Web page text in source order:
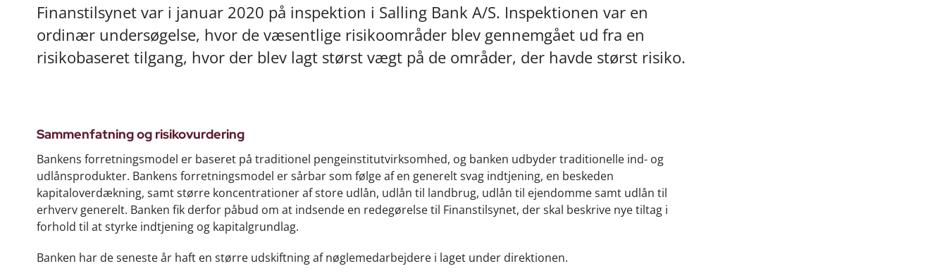
Finanstilsynet var i januar 2020 på inspektion i Salling Bank A/S. Inspektionen var en
ordinær undersøgelse, hvor de væsentlige risikoområder blev gennemgået ud fra en
risikobaseret tilgang, hvor der blev lagt størst vægt på de områder, der havde størst risiko.
Sammenfatning og risikovurdering
Bankens forretningsmodel er baseret på traditionel pengeinstitutvirksomhed, og banken udbyder traditionelle ind- og
udlånsprodukter. Bankens forretningsmodel er sårbar som følge af en generelt svag indtjening, en beskeden
kapitaloverdækning, samt større koncentrationer af store udlån, udlån til landbrug, udlån til ejendomme samt udlån til
erhverv generelt. Banken fik derfor påbud om at indsende en redegørelse til Finanstilsynet, der skal beskrive nye tiltag i
forhold til at styrke indtjening og kapitalgrundlag.
Banken har de seneste år haft en større udskiftning af nøglemedarbejdere i laget under direktionen.